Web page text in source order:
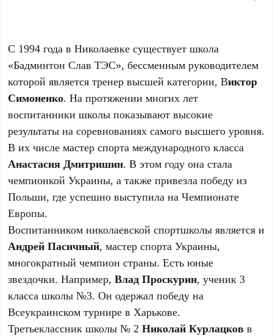
С 1994 года в Николаевке существует школа
«Бадминтон Слав ТЭС», бессменным руководителем
которой является тренер высшей категории, Виктор
Симоненко.На протяжении многих лет
воспитанники школы показывают высокие
результаты на соревнованиях самого высшего уровня.
В их числе мастер спорта международного класса
Анастасия Дмитришин. В этом году она стала
чемпионкой Украины, а также привезла победу из
Польши, где успешно выступила на Чемпионате
Европы.
Воспитанником николаевской спортшколы является и
Андрей Пасичный, мастер спорта Украины,
многократный чемпион страны. Есть юные
звездочки. Например,Влад Проскурин, ученик 3
класса школы №3. Он одержал победу на
Всеукраинском турнире в Харькове.
Третьеклассник школы № 2Николай Курлацков в